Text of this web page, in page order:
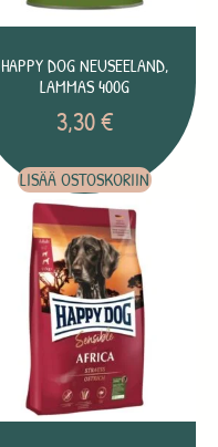
HAPPY DOG NEUSEELAND,
LAMMAS 400G
3,30€
LISÄÄ OSTOSKORIIN